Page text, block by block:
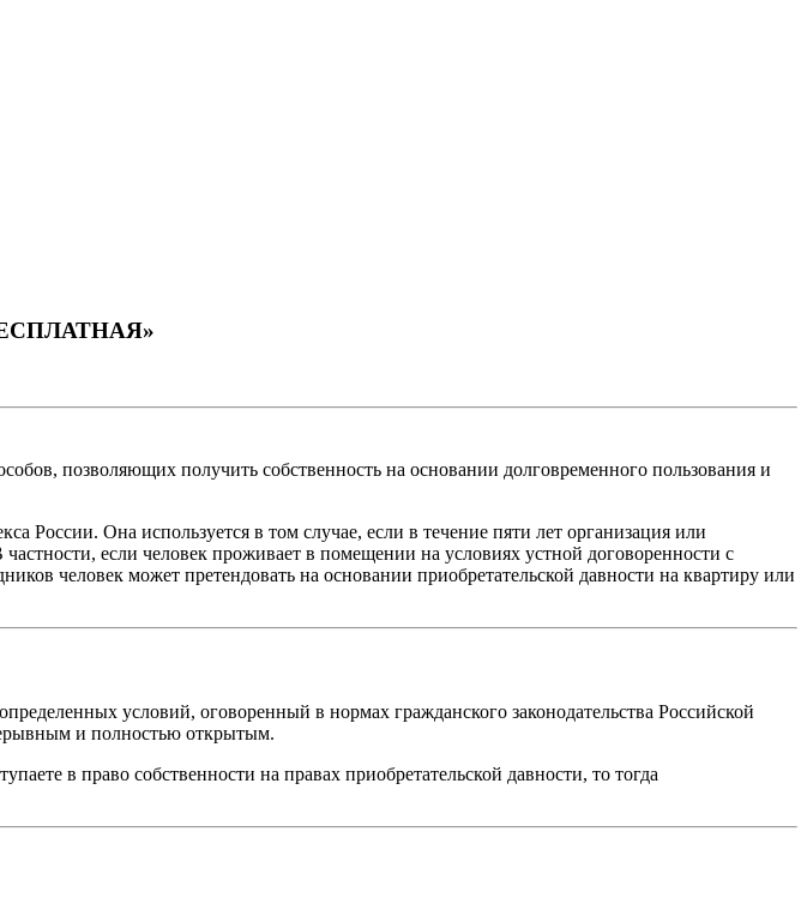
позволяющих получить собственность на основании долговременного пользования и
России. Она используется в том случае, если в течение пяти лет организация или
если человек проживает в помещении на условиях устной договоренности с
человек может претендовать на основании приобретательской давности на квартиру или
условий, оговоренный в нормах гражданского законодательства Российской
и полностью открытым.
в право собственности на правах приобретательской давности, то тогда